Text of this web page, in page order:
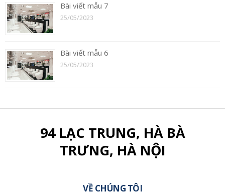
Bài viết mẫu 7
25/05/2023
Bài viết mẫu 6
25/05/2023
94 LẠC TRUNG, HÀ BÀ
TRƯNG, HÀ NỘI
VỀ CHÚNG TÔI